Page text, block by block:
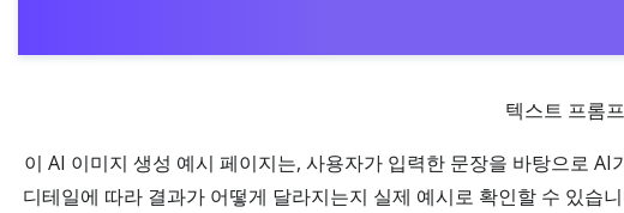
텍스트 프롬
이 AI 이미지 생성 예시 페이지는, 사용자가 입력한 문장을 바탕으로
디테일에 따라 결과가 어떻게 달라지는지 실제 예시로 확인할 수 있습